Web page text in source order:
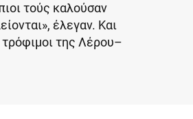
τούς καλούσαν
έλεγαν. Και
της Λέρου–